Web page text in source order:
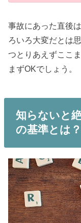
事故にあった直後
ろいろ大変だとは
つとりあえずここ
まずOKでしょう。
知らないと
の基準とは？